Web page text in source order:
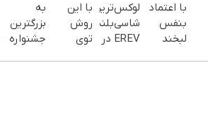
با اعتماد
بنفس
لبخند
لوکس‌ترین
شاسی‌بلند
EREV در
با این
روش
توی
به
بزرگترین
جشنواره